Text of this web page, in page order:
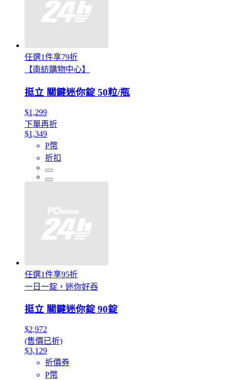
任選1件享79折
【南紡購物中心】
挺立 關鍵迷你錠 50粒/瓶
$1,299
下單再折
$1,349
P幣
折扣
任選1件享95折
一日一錠，迷你好吞
挺立 關鍵迷你錠 90錠
$2,972
(售價已折)
$3,129
折價券
P幣